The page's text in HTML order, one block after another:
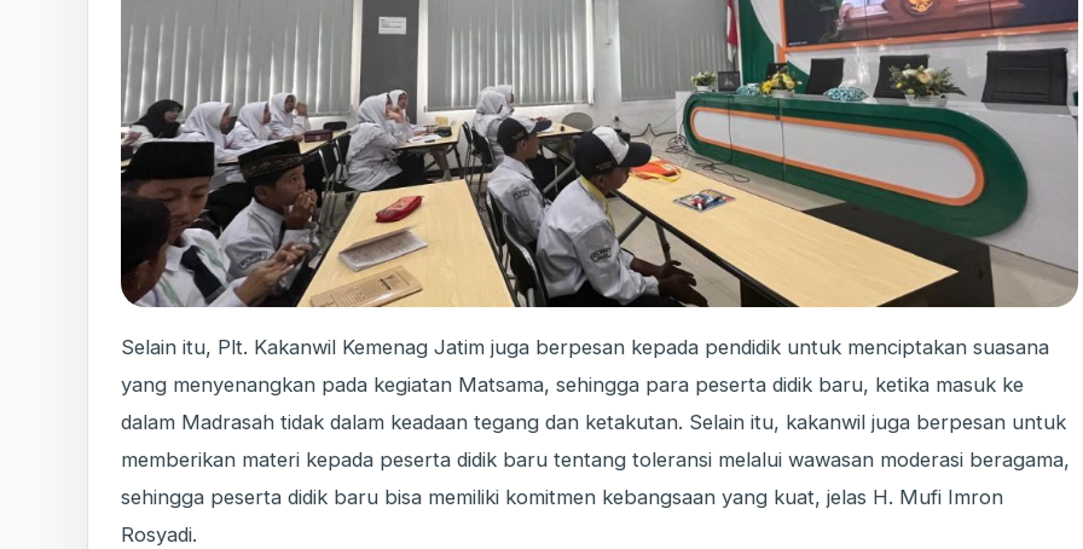
Selain itu, Plt. Kakanwil Kemenag Jatim juga berpesan kepada pendidik untuk menciptakan suasana
yang menyenangkan pada kegiatan Matsama, sehingga para peserta didik baru, ketika masuk ke
dalam Madrasah tidak dalam keadaan tegang dan ketakutan. Selain itu, kakanwil juga berpesan untuk
memberikan materi kepada peserta didik baru tentang toleransi melalui wawasan moderasi beragama,
sehingga peserta didik baru bisa memiliki komitmen kebangsaan yang kuat, jelas H. Mufi Imron
Rosyadi.